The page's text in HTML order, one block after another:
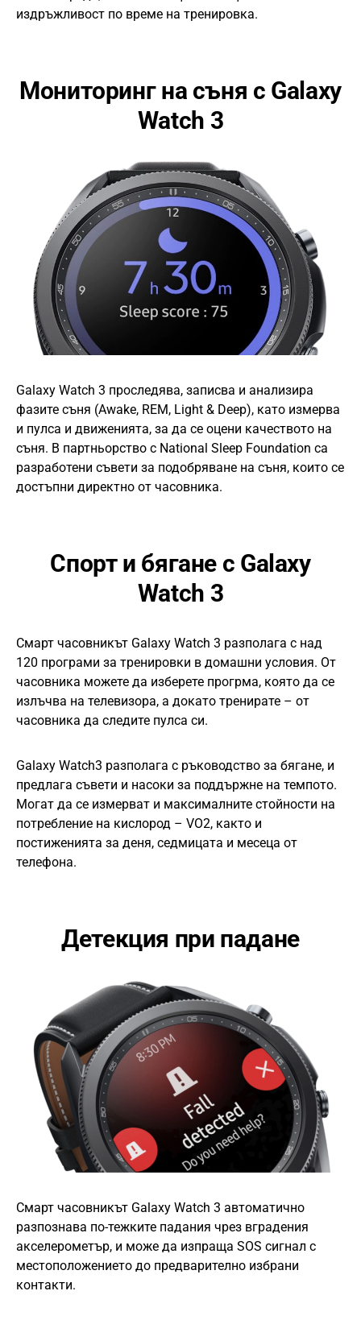
издръжливост по време на тренировка.
Мониторинг на съня с Galaxy
Watch 3
Galaxy Watch 3 проследява, записва и анализира
фазите съня (Awake, REM, Light & Deep), като измерва
и пулса и движенията, за да се оцени качеството на
съня. В партньорство с National Sleep Foundation са
разработени съвети за подобряване на съня, които се
достъпни директно от часовника.
Спорт и бягане с Galaxy
Watch 3
Смарт часовникът Galaxy Watch 3 разполага с над
120 програми за тренировки в домашни условия. От
часовника можете да изберете прогрма, която да се
излъчва на телевизора, а докато тренирате – от
часовника да следите пулса си.
Galaxy Watch3 разполага с ръководство за бягане, и
предлага съвети и насоки за поддържне на темпото.
Могат да се измерват и максималните стойности на
потребление на кислород – VO2, както и
постиженията за деня, седмицата и месеца от
телефона.
Детекция при падане
Смарт часовникът Galaxy Watch 3 автоматично
разпознава по-тежките падания чрез вградения
акселерометър, и може да изпраща SOS сигнал с
местоположението до предварително избрани
контакти.